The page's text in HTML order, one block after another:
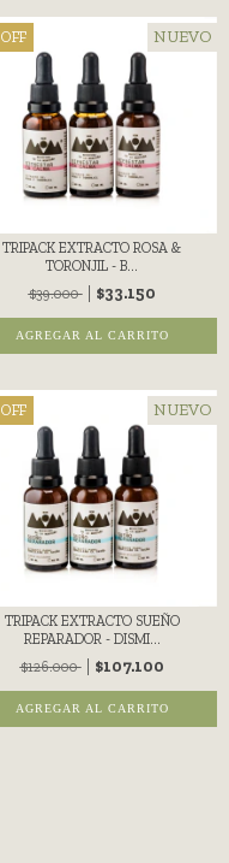
OFF NUEVO
TRIPACK EXTRACTO ROSA &
TORONJIL - B...
$39.000
$33.150
AGREGAR AL CARRITO
OFF NUEVO
TRIPACK EXTRACTO SUEÑO
REPARADOR - DISMI...
$126.000
$107.100
AGREGAR AL CARRITO